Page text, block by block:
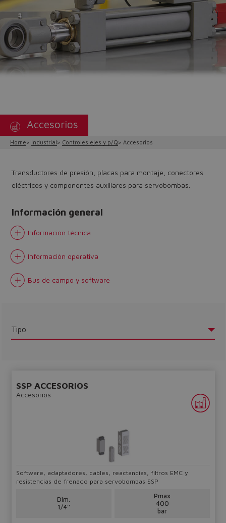
Do you want to leave the
configurator?
Accesorios
Home Industrial Controles ejes y p/Q Accesorios
Transductores de presión, placas para montaje, conectores
eléctricos y componentes auxiliares para servobombas.
Información general
Información técnica
Información operativa
Bus de campo y software
Tipo
SSP ACCESORIOS
Accesorios
Software, adaptadores, cables, reactancias, filtros EMC y
resistencias de frenado para servobombas SSP
Dim.
1/4''
Pmax
400
bar